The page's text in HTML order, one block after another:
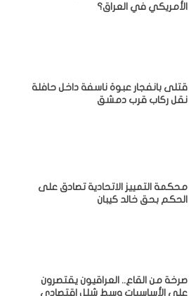
الأمريكي في العراق؟
قتلى بانفجار عبوة ناسفة داخل حافلة
نقل ركاب قرب دمشق
محكمة التمييز الاتحادية تصادق على
الحكم بحق خالد كيبان
صرخة من القاع.. العراقيون يقتصرون
على الأساسيات وسط شلل اقتصادي